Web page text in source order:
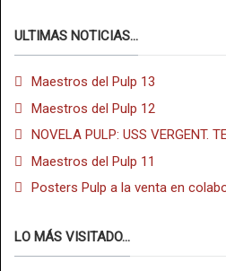
ULTIMAS NOTICIAS...
Maestros del Pulp 13
Maestros del Pulp 12
NOVELA PULP: USS VERGENT.
Maestros del Pulp 11
Posters Pulp a la venta en
LO MÁS VISITADO...